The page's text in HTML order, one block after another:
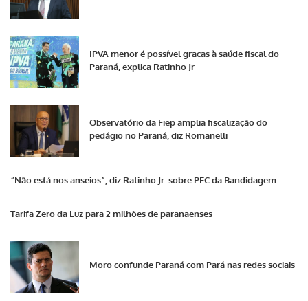
IPVA menor é possível graças à saúde fiscal do
Paraná, explica Ratinho Jr
Observatório da Fiep amplia fiscalização do
pedágio no Paraná, diz Romanelli
“Não está nos anseios”, diz Ratinho Jr. sobre PEC da Bandidagem
Tarifa Zero da Luz para 2 milhões de paranaenses
Moro confunde Paraná com Pará nas redes sociais